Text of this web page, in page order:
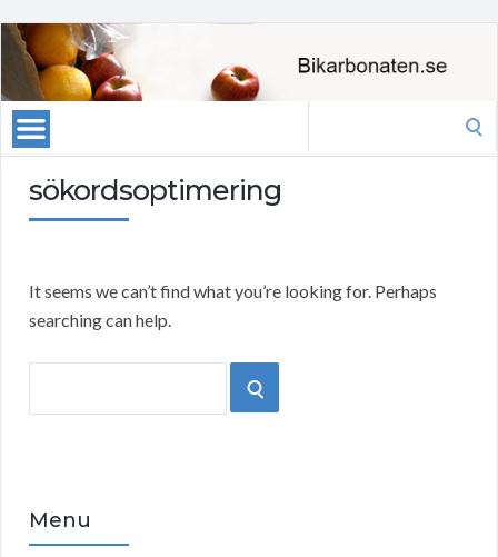
sökordsoptimering
It seems we can’t find what you’re looking for. Perhaps
searching can help.
SEARCH
Menu